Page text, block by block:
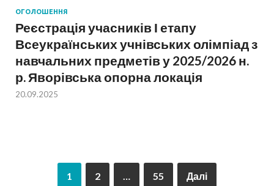
ОГОЛОШЕННЯ
Реєстрація учасників І етапу
Всеукраїнських учнівських олімпіад з
навчальних предметів у 2025/2026 н.
р. Яворівська опорна локація
20.09.2025
1 2 … 55 Далі